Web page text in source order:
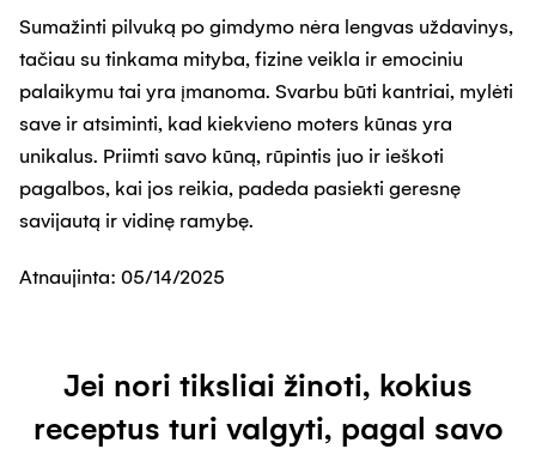
Sumažinti pilvuką po gimdymo nėra lengvas uždavinys,
tačiau su tinkama mityba, fizine veikla ir emociniu
palaikymu tai yra įmanoma. Svarbu būti kantriai, mylėti
save ir atsiminti, kad kiekvieno moters kūnas yra
unikalus. Priimti savo kūną, rūpintis juo ir ieškoti
pagalbos, kai jos reikia, padeda pasiekti geresnę
savijautą ir vidinę ramybę.
Atnaujinta: 05/14/2025
Jei nori tiksliai žinoti, kokius
receptus turi valgyti, pagal savo